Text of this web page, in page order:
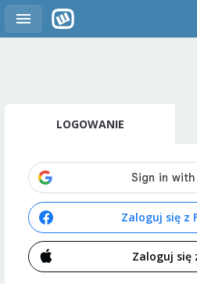
LOGOWANIE
Zaloguj się z
Zaloguj się